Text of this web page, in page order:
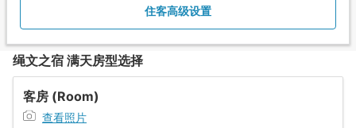
住客高级设置
绳文之宿 满天房型选择
客房 (Room)
查看照片